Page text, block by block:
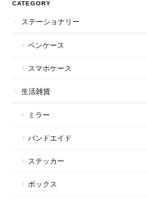
CATEGORY
ステーショナリー
ペンケース
スマホケース
生活雑貨
ミラー
バンドエイド
ステッカー
ボックス